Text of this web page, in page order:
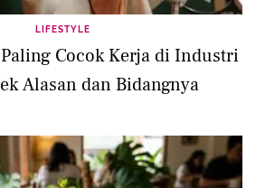
LIFESTYLE
Cocok Kerja di Industri
Alasan dan Bidangnya